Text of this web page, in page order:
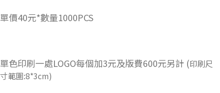
單價40元*數量1000PCS
單色印刷一處LOGO每個加3元及版費600元另計 (印刷尺
寸範圍:8*3cm)